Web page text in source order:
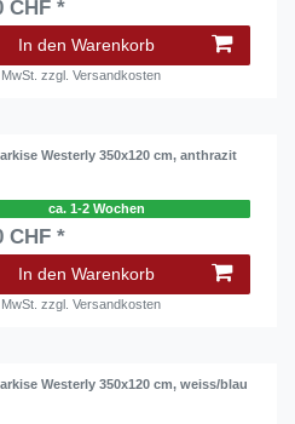
CHF *
In den Warenkorb
zzgl.Versandkosten
Westerly 350x120 cm, anthrazit
ca. 1-2 Wochen
CHF *
In den Warenkorb
zzgl.Versandkosten
Westerly 350x120 cm, weiss/blau